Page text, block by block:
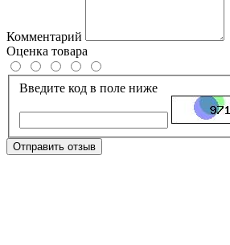
Комментарий
Оценка товара
Введите код в поле ниже
Отправить отзыв